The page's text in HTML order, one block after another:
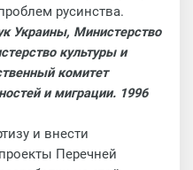
русинства.
Украины, Министерство
культуры и
комитет
и миграции. 1996
и внести
Перечней